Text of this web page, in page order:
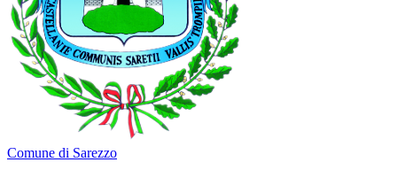
Comune di Sarezzo